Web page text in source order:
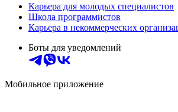
Карьера для молодых специалистов
Школа программистов
Карьера в некоммерческих
Боты для уведомлений
Мобильное приложение